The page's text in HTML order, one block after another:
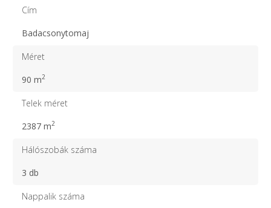
Cím
Badacsonytomaj
Méret
90 m2
Telek méret
2387 m2
Hálószobák száma
3 db
Nappalik száma